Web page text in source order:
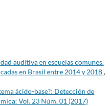
auditiva en escuelas comunes.
en Brasil entre 2014 y 2018,
ácido-base?: Detección de
Vol. 23 Núm. 01 (2017)